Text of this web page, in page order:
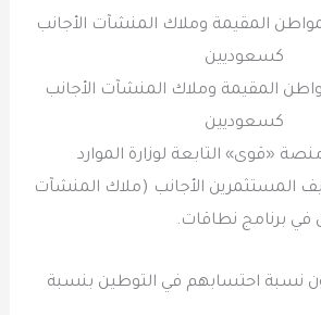
المقيمة وملاك المنشآت الأجانب
كسعوديين
«قوى» التابعة لوزارة الموارد
المستثمرين الأجانب (ملاك المنشآت
برنامج نطاقات.
نسبة احتسابهم في التوطين بنسبة